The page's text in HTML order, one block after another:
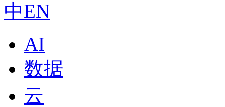
中EN
AI
数据
云